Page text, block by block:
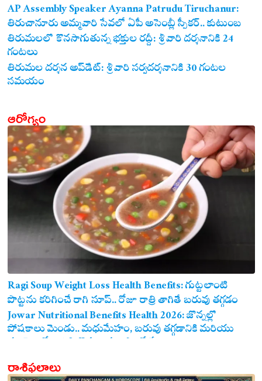
AP Assembly Speaker Ayanna Patrudu Tiruchanur:
తిరుచానూరు అమ్మవారి సేవలో ఏపీ అసెంబ్లీ స్పీకర్.. కుటుంబ
సమేతంగా దర్శించుకున్న అయ్యన్నపాత్రుడు!
తిరుమలలో కొనసాగుతున్న భక్తుల రద్దీ: శ్రీవారి దర్శనానికి 24
గంటలు
తిరుమల దర్శన అప్‌డేట్: శ్రీవారి సర్వదర్శనానికి 30 గంటల
సమయం
ఆరోగ్యం
Ragi Soup Weight Loss Health Benefits: గుట్టలాంటి
పొట్టను కరిగించే రాగి సూప్.. రోజూ రాత్రి తాగితే బరువు తగ్గడం
ఖాయం!
Jowar Nutritional Benefits Health 2026: జొన్నల్లో
పోషకాలు మెండు.. మధుమేహం, బరువు తగ్గడానికి మరియు
గుండె ఆరోగ్యానికి జొన్న అన్నం ఎంతో మేలు!
రాశిఫలాలు